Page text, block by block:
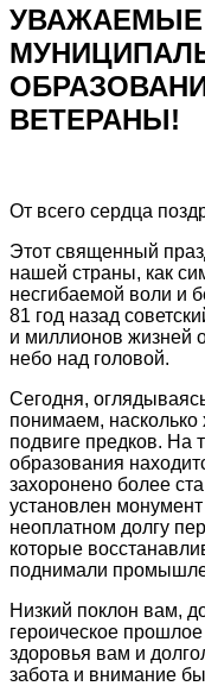
ВЕТЕРАНЫ!
От всего сердца
Этот священный
нашей страны, как
несгибаемой воли и
81 год назад
и миллионов жизней
небо над головой.
Сегодня,
понимаем, насколько
подвиге предков. На
образования
захоронено более
установлен
неоплатном долгу
которые
поднимали
Низкий поклон вам,
героическое
здоровья вам и
забота и внимание